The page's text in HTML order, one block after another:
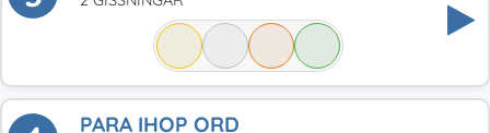
PARA IHOP ORD